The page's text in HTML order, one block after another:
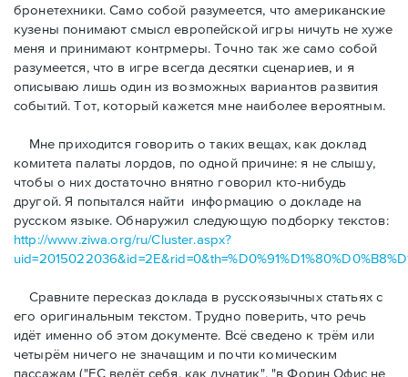
бронетехники. Само собой разумеется, что американские
кузены понимают смысл европейской игры ничуть не хуже
меня и принимают контрмеры. Точно так же само собой
разумеется, что в игре всегда десятки сценариев, и я
описываю лишь один из возможных вариантов развития
событий. Тот, который кажется мне наиболее вероятным.
Mне приходится говорить о таких вещах, как доклад
комитета палаты лордов, по одной причине: я не слышу,
чтобы о них достаточно внятно говорил кто-нибудь
другой. Я попытался найти информацию о докладе на
русском языке. Обнаружил следующую подборку текстов:
http://www.ziwa.org/ru/Cluster.aspx?
Сравните пересказ доклада в русскоязычных статьях с
его оригинальным текстом. Трудно поверить, что речь
идёт именно об этом документе. Всё сведено к трём или
четырём ничего не значащим и почти комическим
пассажaм ("ЕС ведёт себя, как лунатик", "в Форин Oфис не